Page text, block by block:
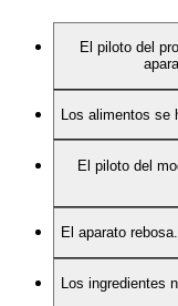
El piloto del
Los alimentos se
El piloto del
El aparato
Los ingredientes